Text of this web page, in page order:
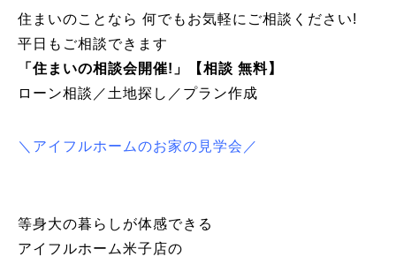
住まいのことなら 何でもお気軽にご相談ください!
平日もご相談できます
「住まいの相談会開催!」【相談 無料】
ローン相談／土地探し／プラン作成
＼アイフルホームのお家の見学会／
等身大の暮らしが体感できる
アイフルホーム米子店の